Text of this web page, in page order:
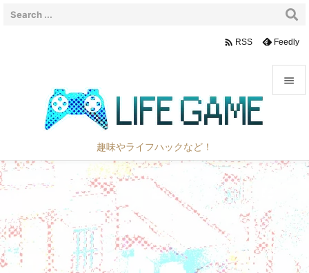
趣味やライフハックなど！

サイド

次へ

検索
 RSS Feedly